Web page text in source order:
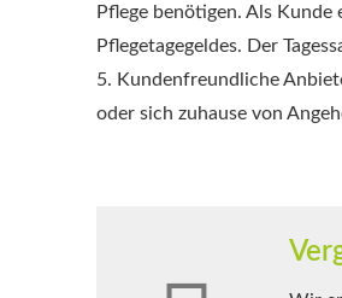
Pflege benötigen. Als
Pflegetagegeldes. Der
5. Kundenfreundliche
oder sich zuhause von